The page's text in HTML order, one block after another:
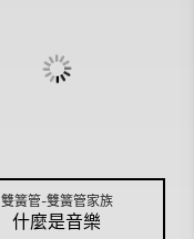
雙簧管-雙簧管家族
什麼是音樂